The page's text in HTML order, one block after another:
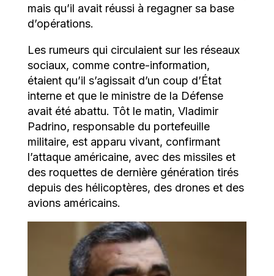
mais qu’il avait réussi à regagner sa base
d’opérations.
Les rumeurs qui circulaient sur les réseaux
sociaux, comme contre-information,
étaient qu’il s’agissait d’un coup d’État
interne et que le ministre de la Défense
avait été abattu. Tôt le matin, Vladimir
Padrino, responsable du portefeuille
militaire, est apparu vivant, confirmant
l’attaque américaine, avec des missiles et
des roquettes de dernière génération tirés
depuis des hélicoptères, des drones et des
avions américains.